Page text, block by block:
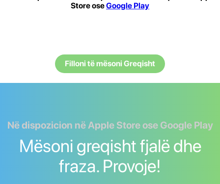
Store oseGoogle Play
Filloni të mësoni Greqisht
Në dispozicion në Apple Store ose Google Play
Mësoni greqisht fjalë dhe
fraza. Provoje!